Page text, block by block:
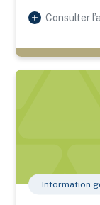
Consulter
Sécurisation de
Information